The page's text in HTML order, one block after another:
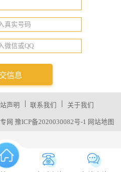
信息
声明 联系我们 关于我们
网 豫ICP备2020030082号-1 网站地图